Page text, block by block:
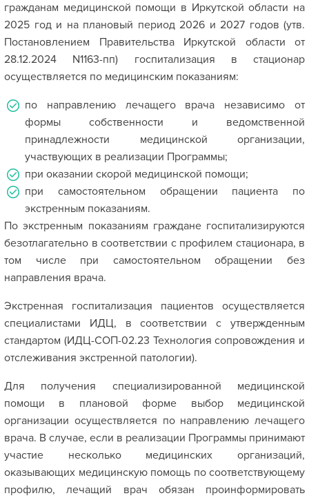
гражданам медицинской помощи в Иркутской области на
2025 год и на плановый период 2026 и 2027 годов (утв.
Постановлением Правительства Иркутской области от
28.12.2024 N1163-пп) госпитализация в стационар
осуществляется по медицинским показаниям:
по направлению лечащего врача независимо от
формы собственности и ведомственной
принадлежности медицинской организации,
участвующих в реализации Программы;
при оказании скорой медицинской помощи;
при самостоятельном обращении пациента по
экстренным показаниям.
По экстренным показаниям граждане госпитализируются
безотлагательно в соответствии с профилем стационара, в
том числе при самостоятельном обращении без
направления врача.
Экстренная госпитализация пациентов осуществляется
специалистами ИДЦ, в соответствии с утвержденным
стандартом (ИДЦ-СОП-02.23 Технология сопровождения и
отслеживания экстренной патологии).
Для получения специализированной медицинской
помощи в плановой форме выбор медицинской
организации осуществляется по направлению лечащего
врача. В случае, если в реализации Программы принимают
участие несколько медицинских организаций,
оказывающих медицинскую помощь по соответствующему
профилю, лечащий врач обязан проинформировать